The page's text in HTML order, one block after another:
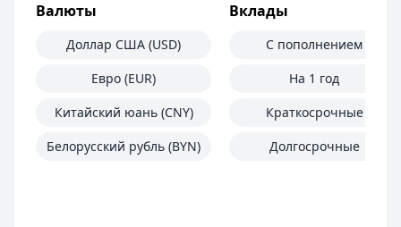
Валюты
Доллар США (USD)
Евро (EUR)
Китайский юань (CNY)
Белорусский рубль (BYN)
Вклады
С пополнением
На 1 год
Краткосрочные
Долгосрочные